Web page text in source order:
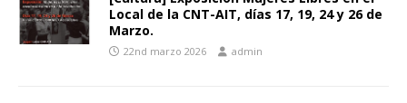
Local de la CNT-AIT, días 17, 19, 24 y 26 de
Marzo.
22nd marzo 2026 admin